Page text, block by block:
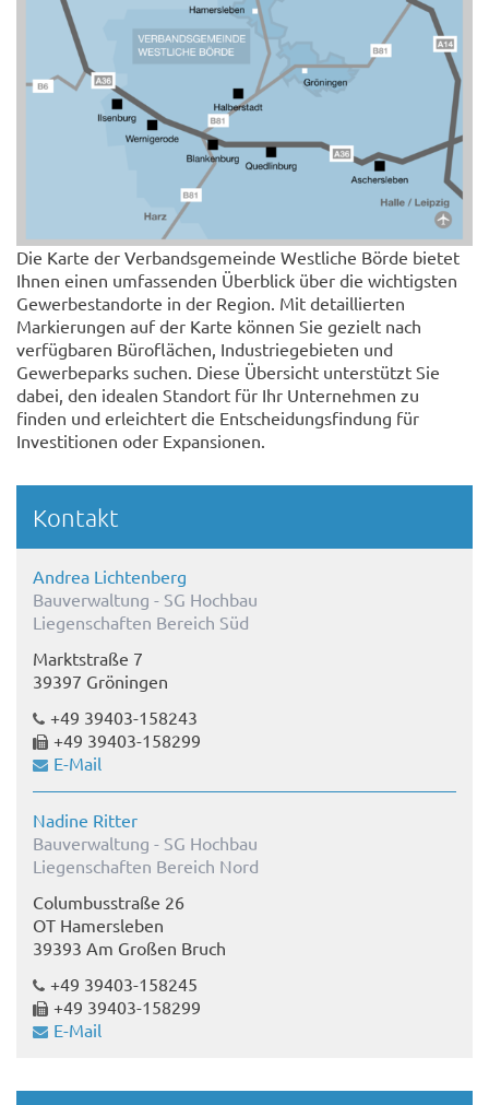
Die Karte der Verbandsgemeinde Westliche Börde bietet
Ihnen einen umfassenden Überblick über die wichtigsten
Gewerbestandorte in der Region. Mit detaillierten
Markierungen auf der Karte können Sie gezielt nach
verfügbaren Büroflächen, Industriegebieten und
Gewerbeparks suchen. Diese Übersicht unterstützt Sie
dabei, den idealen Standort für Ihr Unternehmen zu
finden und erleichtert die Entscheidungsfindung für
Investitionen oder Expansionen.
Kontakt
Andrea Lichtenberg
Bauverwaltung - SG Hochbau
Liegenschaften Bereich Süd
Marktstraße 7
39397 Gröningen
+49 39403-158243
+49 39403-158299
E-Mail
Nadine Ritter
Bauverwaltung - SG Hochbau
Liegenschaften Bereich Nord
Columbusstraße 26
OT Hamersleben
39393 Am Großen Bruch
+49 39403-158245
+49 39403-158299
E-Mail